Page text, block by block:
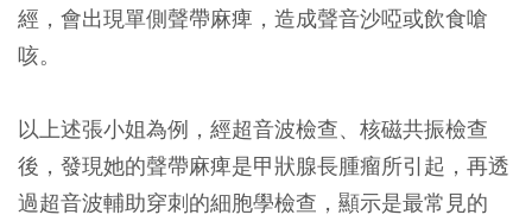
經，會出現單側聲帶麻痺，造成聲音沙啞或飲食嗆
咳。
以上述張小姐為例，經超音波檢查、核磁共振檢查
後，發現她的聲帶麻痺是甲狀腺長腫瘤所引起，再透
過超音波輔助穿刺的細胞學檢查，顯示是最常見的